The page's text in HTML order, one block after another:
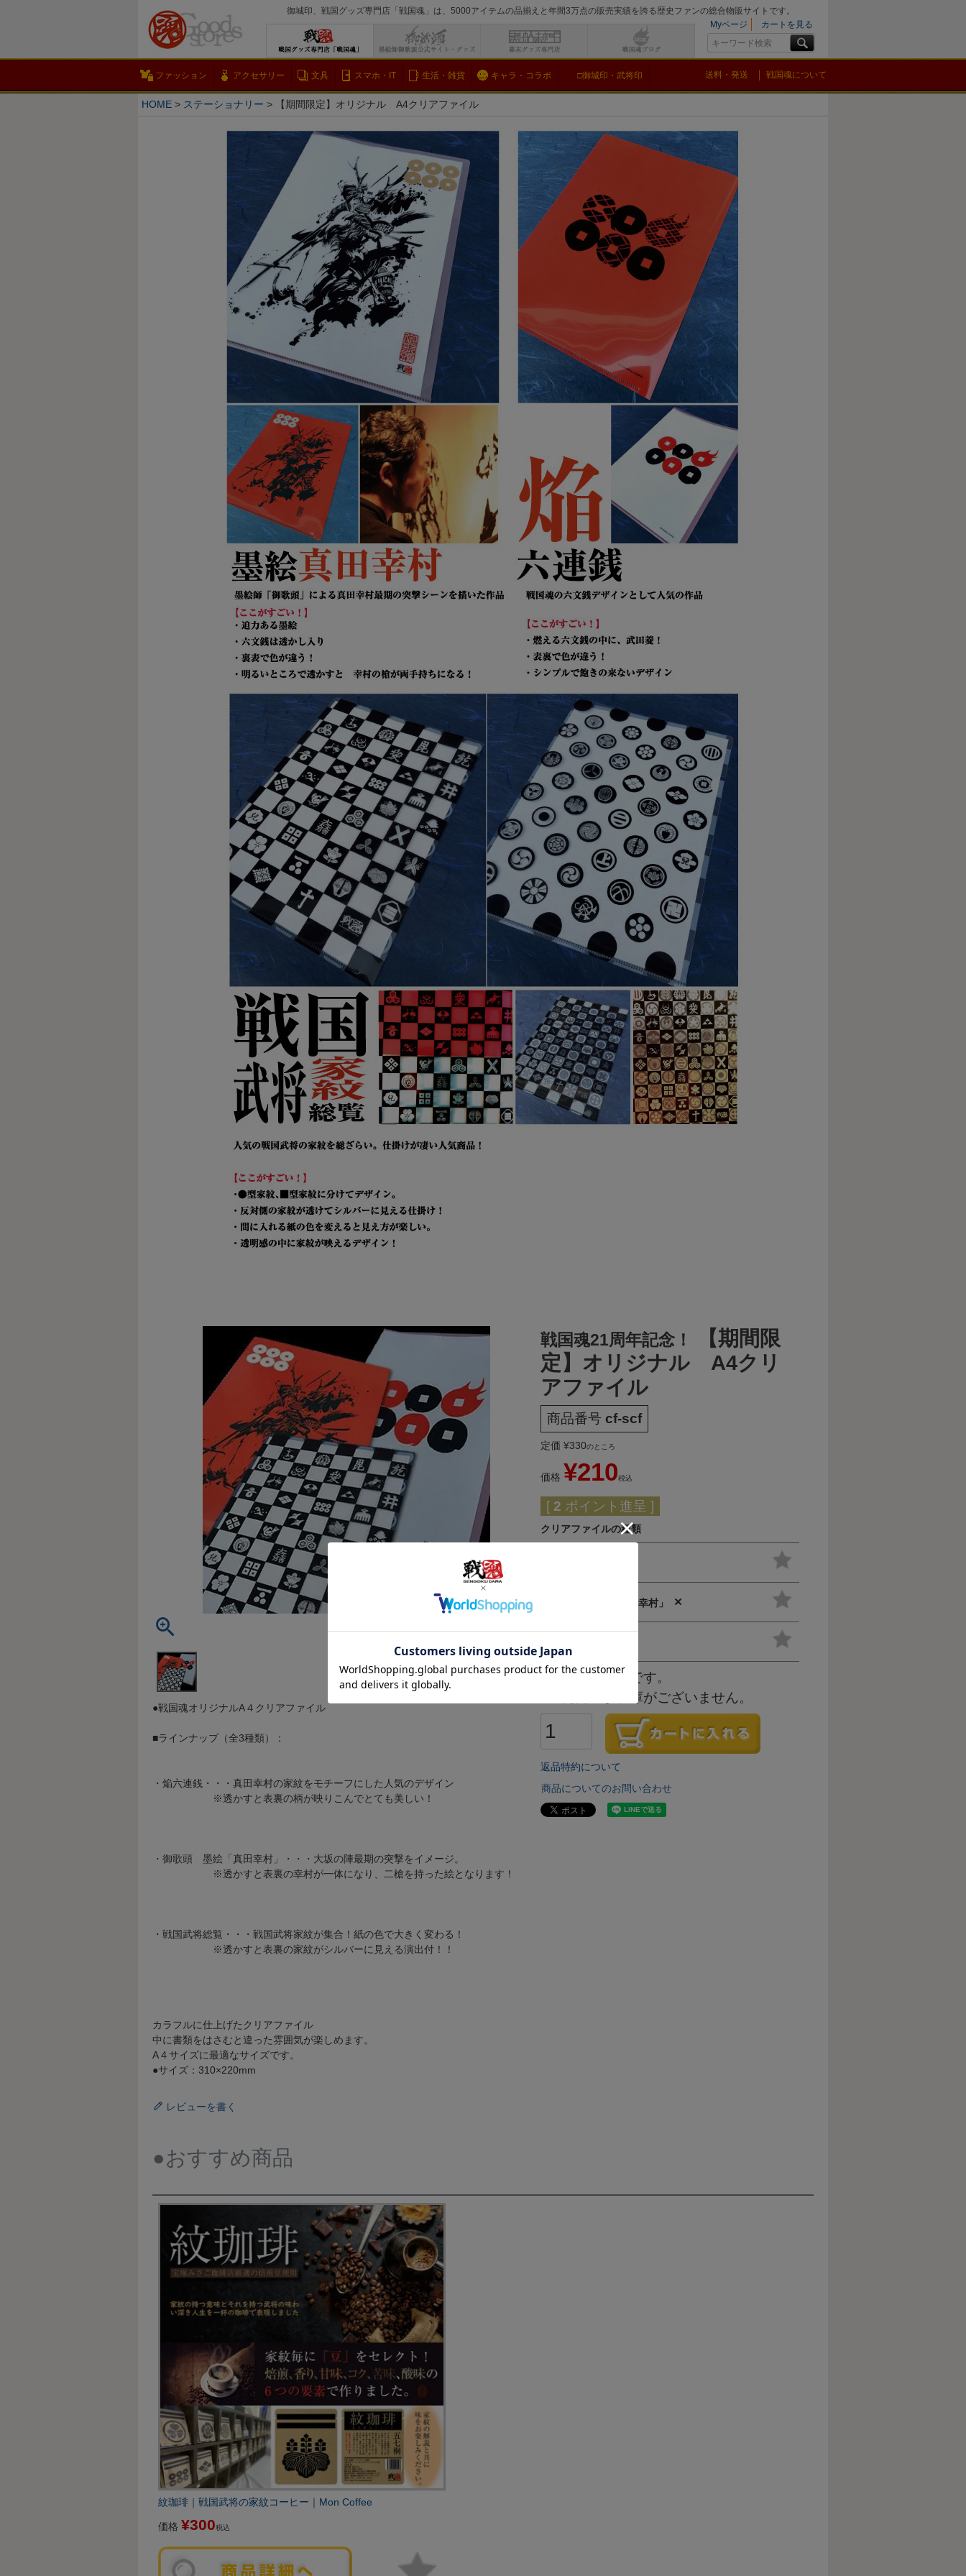
御城印、戦国グッズ専門店「戦国魂」は、5000アイテムの品揃えと年間3万点の販売実績を誇る歴史ファンの総合物販サイトです。
Myページ
カートを見る
検索
ファッション アクセサリー 文具 スマホ・IT 生活・雑貨 キャラ・コラボ □御城印・武将印 送料・発送 戦国魂について
HOME ステーショナリー 【期間限定】オリジナル A4クリアファイル
●戦国魂オリジナルA４クリアファイル
■ラインナップ（全3種類）：
・焔六連銭・・・真田幸村の家紋をモチーフにした人気のデザイン
※透かすと表裏の柄が映りこんでとても美しい！
・御歌頭 墨絵「真田幸村」・・・大坂の陣最期の突撃をイメージ。
※透かすと表裏の幸村が一体になり、二槍を持った絵となります！
・戦国武将総覧・・・戦国武将家紋が集合！紙の色で大きく変わる！
※透かすと表裏の家紋がシルバーに見える演出付！！
カラフルに仕上げたクリアファイル
中に書類をはさむと違った雰囲気が楽しめます。
A４サイズに最適なサイズです。
●サイズ：310×220mm
戦国魂21周年記念！
【期間限
定】オリジナル A4クリ
アファイル
商品番号 cf-scf
定価 ¥330のところ
価格 ¥210税込
[ 2 ポイント進呈 ]
クリアファイルの種類
御歌頭墨絵「真田幸村」 ×
△ 残りわずかです。
ただいま在庫がございません。
返品特約について
商品についてのお問い合わせ
レビューを書く
●おすすめ商品
紋珈琲｜戦国武将の家紋コーヒー｜Mon Coffee
価格 ¥300税込